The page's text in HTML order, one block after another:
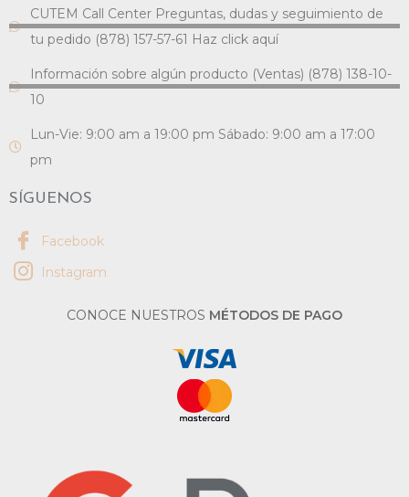
CUTEM Call Center Preguntas, dudas y seguimiento de
tu pedido (878) 157-57-61 Haz click aquí
Información sobre algún producto (Ventas) (878) 138-10-
10
Lun-Vie: 9:00 am a 19:00 pm Sábado: 9:00 am a 17:00
pm
SÍGUENOS
Facebook
Instagram
CONOCE NUESTROS MÉTODOS DE PAGO